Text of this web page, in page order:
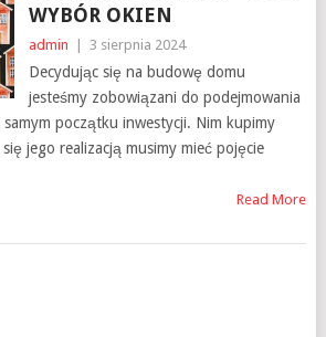
WYBÓR OKIEN
admin 3 sierpnia 2024
Decydując się na budowę domu
jesteśmy zobowiązani do podejmowania
początku inwestycji. Nim kupimy
jego realizacją musimy mieć pojęcie
Read More